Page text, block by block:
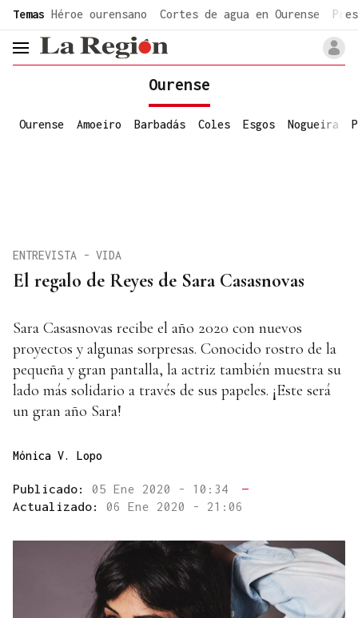
common.go-to-content
Temas Héroe ourensano Cortes de agua en Ourense
header.menu.open
Ourense
Ourense Amoeiro Barbadás Coles Esgos Nogueira
El regalo de Reyes de Sara Casasnovas
ENTREVISTA - VIDA
Sara Casasnovas recibe el año 2020 con nuevos
proyectos y algunas sorpresas. Conocido rostro de la
pequeña y gran pantalla, la actriz también muestra su
lado más solidario a través de sus papeles. ¡Este será
un gran año Sara!
Mónica V. Lopo
Publicado: 05 Ene 2020 - 10:34
—
Actualizado: 06 Ene 2020 - 21:06